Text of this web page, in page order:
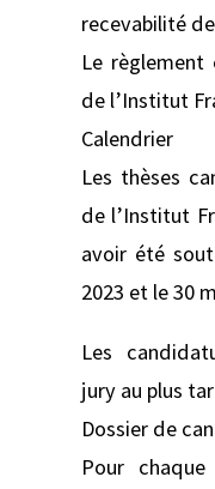
recevabilité
Le
de l’Institut
Calendrier
Les thèses
de l’Institut
avoir été
2023 et le 30
Les
jury au plus
Dossier de
Pour